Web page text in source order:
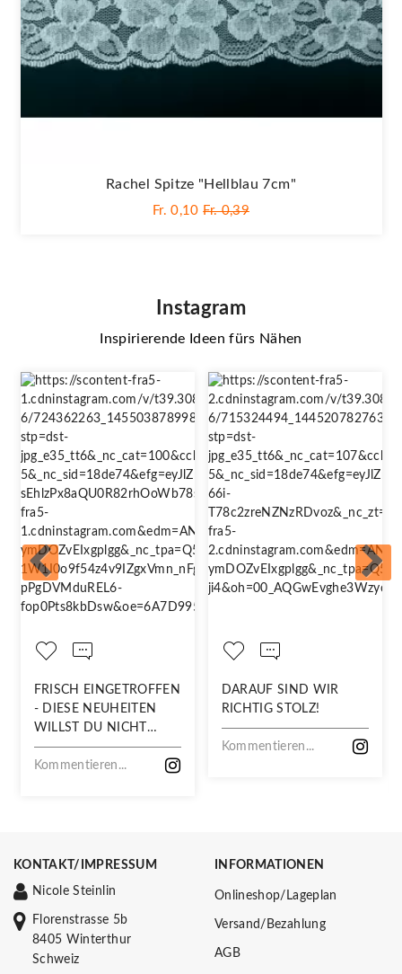
Rachel Spitze "Hellblau 7cm"
Fr. 0,10 Fr. 0,39
Instagram
Inspirierende Ideen fürs Nähen
FRISCH EINGETROFFEN
- DIESE NEUHEITEN
WILLST DU NICHT
VERPASSEN!
Kommentieren...
DARAUF SIND WIR
RICHTIG STOLZ!
Kommentieren...
KONTAKT/IMPRESSUM
Nicole Steinlin
Florenstrasse 5b
8405 Winterthur
Schweiz
INFORMATIONEN
Onlineshop/Lageplan
Versand/Bezahlung
AGB